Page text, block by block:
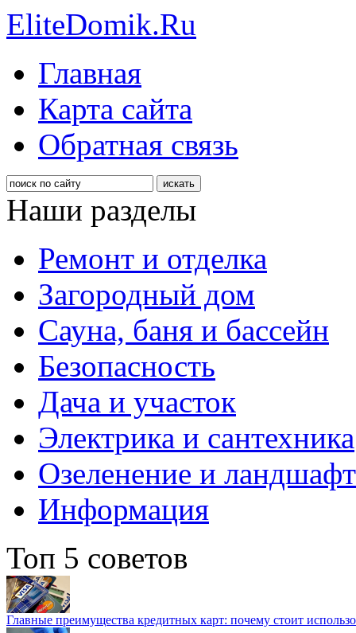
EliteDomik.Ru
Главная
Карта сайта
Обратная связь
Наши разделы
Ремонт и отделка
Загородный дом
Сауна, баня и бассейн
Безопасность
Дача и участок
Электрика и сантехника
Озеленение и
Информация
Топ 5 советов
Главные преимущества кредитных карт: почему стоит